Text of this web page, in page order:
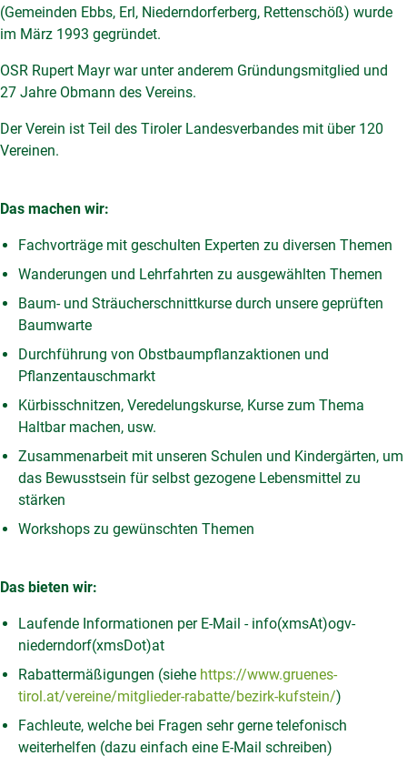
(Gemeinden Ebbs, Erl, Niederndorferberg, Rettenschöß) wurde
im März 1993 gegründet.
OSR Rupert Mayr war unter anderem Gründungsmitglied und
27 Jahre Obmann des Vereins.
Der Verein ist Teil des Tiroler Landesverbandes mit über 120
Vereinen.
Das machen wir:
Fachvorträge mit geschulten Experten zu diversen Themen
Wanderungen und Lehrfahrten zu ausgewählten Themen
Baum- und Sträucherschnittkurse durch unsere geprüften
Baumwarte
Durchführung von Obstbaumpflanzaktionen und
Pflanzentauschmarkt
Kürbisschnitzen, Veredelungskurse, Kurse zum Thema
Haltbar machen, usw.
Zusammenarbeit mit unseren Schulen und Kindergärten, um
das Bewusstsein für selbst gezogene Lebensmittel zu
stärken
Workshops zu gewünschten Themen
Das bieten wir:
Laufende Informationen per E-Mail - info(xmsAt)ogv-
niederndorf(xmsDot)at
Rabattermäßigungen (siehe https://www.gruenes-
tirol.at/vereine/mitglieder-rabatte/bezirk-kufstein/)
Fachleute, welche bei Fragen sehr gerne telefonisch
weiterhelfen (dazu einfach eine E-Mail schreiben)